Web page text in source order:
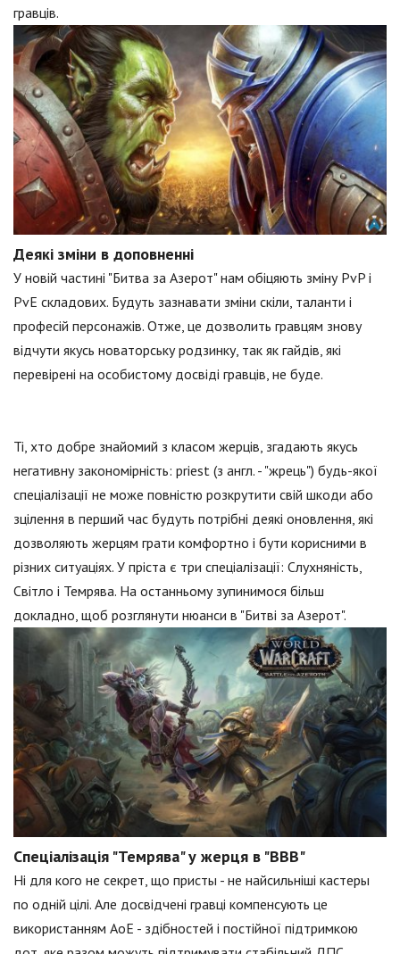
гравців.
Деякі зміни в доповненні
У новій частині "Битва за Азерот" нам обіцяють зміну PvP і
PvE складових. Будуть зазнавати зміни скіли, таланти і
професій персонажів. Отже, це дозволить гравцям знову
відчути якусь новаторську родзинку, так як гайдів, які
перевірені на особистому досвіді гравців, не буде.
Ті, хто добре знайомий з класом жерців, згадають якусь
негативну закономірність: priest (з англ. - "жрець") будь-якої
спеціалізації не може повністю розкрутити свій шкоди або
зцілення в перший час будуть потрібні деякі оновлення, які
дозволяють жерцям грати комфортно і бути корисними в
різних ситуаціях. У пріста є три спеціалізації: Слухняність,
Світло і Темрява. На останньому зупинимося більш
докладно, щоб розглянути нюанси в "Битві за Азерот".
Спеціалізація "Темрява" у жерця в "ВВВ"
Ні для кого не секрет, що присты - не найсильніші кастеры
по одній цілі. Але досвідчені гравці компенсують це
використанням АоЕ - здібностей і постійної підтримкою